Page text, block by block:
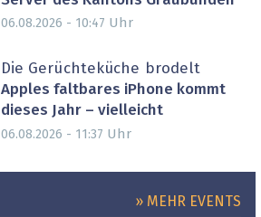
06.08.2026 - 10:47 Uhr
Die Gerüchteküche brodelt
Apples faltbares iPhone kommt
dieses Jahr – vielleicht
06.08.2026 - 11:37 Uhr
» MEHR EVENTS